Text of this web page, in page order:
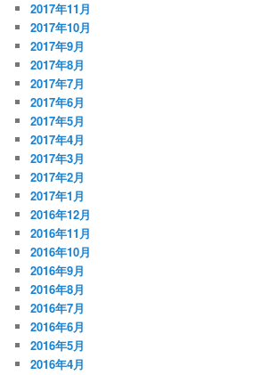
2017年11月
2017年10月
2017年9月
2017年8月
2017年7月
2017年6月
2017年5月
2017年4月
2017年3月
2017年2月
2017年1月
2016年12月
2016年11月
2016年10月
2016年9月
2016年8月
2016年7月
2016年6月
2016年5月
2016年4月